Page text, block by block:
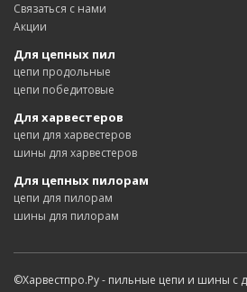
Связаться с нами
Акции
Для цепных пил
цепи продольные
цепи победитовые
Для харвестеров
цепи для харвестеров
шины для харвестеров
Для цепных пилорам
цепи для пилорам
шины для пилорам
©Харвестпро.Ру - пильные цепи и шины с